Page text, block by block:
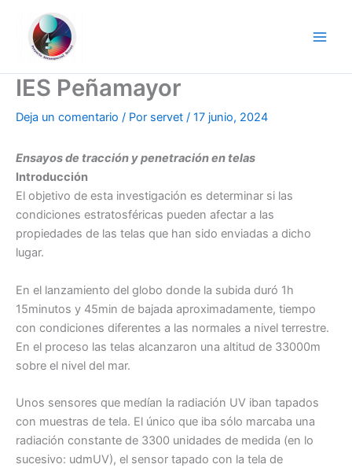
contenido
IES Peñamayor
Deja un comentario / Por servet / 17 junio, 2024
Ensayos de tracción y penetración en telas
Introducción
El objetivo de esta investigación es determinar si las
condiciones estratosféricas pueden afectar a las
propiedades de las telas que han sido enviadas a dicho
lugar.
En el lanzamiento del globo donde la subida duró 1h
15minutos y 45min de bajada aproximadamente, tiempo
con condiciones diferentes a las normales a nivel terrestre.
En el proceso las telas alcanzaron una altitud de 33000m
sobre el nivel del mar.
Unos sensores que medían la radiación UV iban tapados
con muestras de tela. El único que iba sólo marcaba una
radiación constante de 3300 unidades de medida (en lo
sucesivo: udmUV), el sensor tapado con la tela de